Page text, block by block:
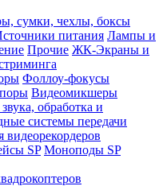
сумки, чехлы, боксы
питания Лампы и
Прочие ЖК-Экраны и
Фоллоу-фокусы
Видеомикшеры
обработка и
системы передачи
видеорекордеров
SP Моноподы SP